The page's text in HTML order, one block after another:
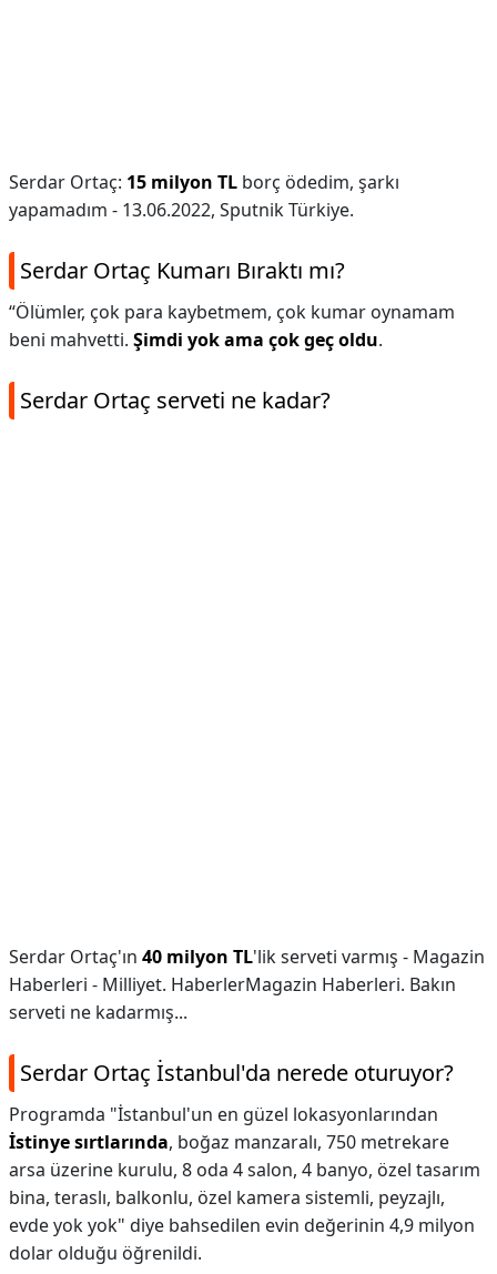
Serdar Ortaç: 15 milyon TL borç ödedim, şarkı
yapamadım - 13.06.2022, Sputnik Türkiye.
Serdar Ortaç Kumarı Bıraktı mı?
“Ölümler, çok para kaybetmem, çok kumar oynamam
beni mahvetti. Şimdi yok ama çok geç oldu.
Serdar Ortaç serveti ne kadar?
Serdar Ortaç'ın 40 milyon TL'lik serveti varmış - Magazin
Haberleri - Milliyet. HaberlerMagazin Haberleri. Bakın
serveti ne kadarmış...
Serdar Ortaç İstanbul'da nerede oturuyor?
Programda "İstanbul'un en güzel lokasyonlarından
İstinye sırtlarında, boğaz manzaralı, 750 metrekare
arsa üzerine kurulu, 8 oda 4 salon, 4 banyo, özel tasarım
bina, teraslı, balkonlu, özel kamera sistemli, peyzajlı,
evde yok yok" diye bahsedilen evin değerinin 4,9 milyon
dolar olduğu öğrenildi.